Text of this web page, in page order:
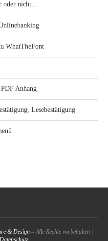
oder nicht…
WhatTheFont
Anhang
Lesebestätigung
& Design – Alle Rechte vorbehalten |
Datenschutz